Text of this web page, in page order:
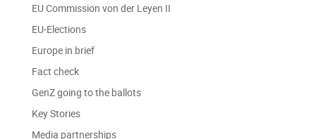
EU Commission von der Leyen II
EU-Elections
Europe in brief
Fact check
GenZ going to the ballots
Key Stories
Media partnerships